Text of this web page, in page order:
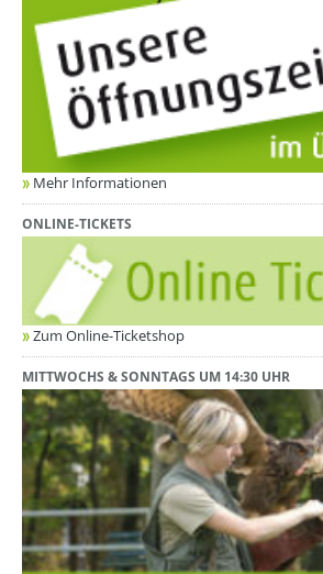
Mehr Informationen
ONLINE-TICKETS
Zum Online-Ticketshop
MITTWOCHS & SONNTAGS UM 14:30 UHR